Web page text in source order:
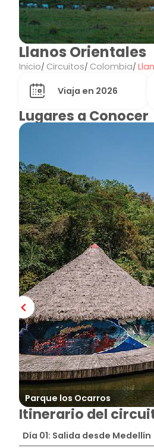
Llanos Orientales
Inicio Circuitos Colombia
Viaja en 2026
Lugares a Conocer
Parque los Ocarros
Itinerario del
Día 01: Salida desde Medellín